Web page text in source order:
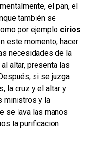
el pan, el
también se
por ejemplo cirios
este momento, hacer
necesidades de la
altar, presenta las
si se juzga
la cruz y el altar y
ministros y la
se lava las manos
la purificación